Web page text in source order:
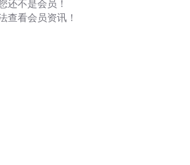
还不是会员！
查看会员资讯！